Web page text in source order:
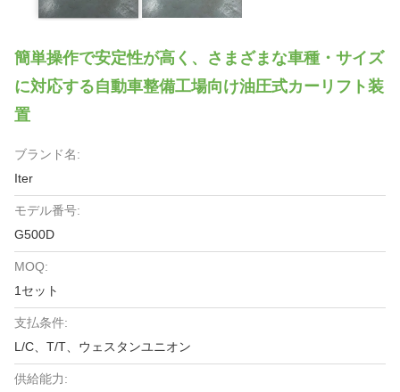
簡単操作で安定性が高く、さまざまな車種・サイズ
に対応する自動車整備工場向け油圧式カーリフト装
置
ブランド名:
Iter
モデル番号:
G500D
MOQ:
1セット
支払条件:
L/C、T/T、ウェスタンユニオン
供給能力: